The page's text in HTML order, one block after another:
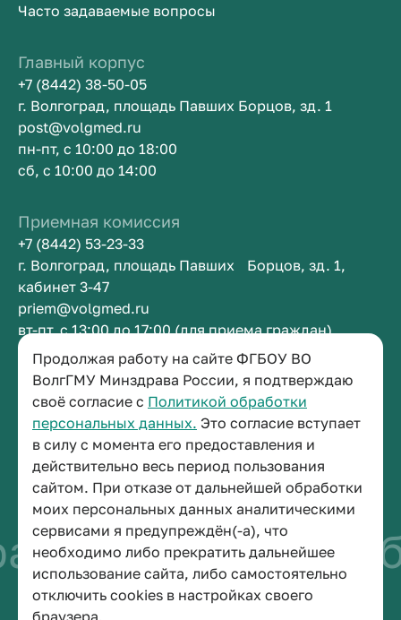
Продолжая работу на сайте ФГБОУ ВО
ВолгГМУ Минздрава России, я подтверждаю
своё согласие с Политикой обработки
персональных данных. Это согласие вступает
в силу с момента его предоставления и
действительно весь период пользования
сайтом. При отказе от дальнейшей обработки
моих персональных данных аналитическими
сервисами я предупреждён(-а), что
необходимо либо прекратить дальнейшее
использование сайта, либо самостоятельно
отключить cookies в настройках своего
браузера.
Часто задаваемые вопросы
Главный корпус
+7 (8442) 38-50-05
г. Волгоград, площадь Павших Борцов, зд. 1
post@volgmed.ru
пн-пт, с 10:00 до 18:00
сб, с 10:00 до 14:00
Приемная комиссия
+7 (8442) 53-23-33
г. Волгоград, площадь Павших Борцов, зд. 1,
кабинет 3-47
priem@volgmed.ru
вт-пт, с 13:00 до 17:00 (для приема граждан)
Приемная ректора
+7 (8442) 38-50-05
г. Волгоград, площадь Павших Борцов, зд. 1,
кабинет 3-11
post@volgmed.ru
пн-пт, с 08.30 до 17.00 (перерыв с 12.30 до 13.00)
Искусство
© 2026 Волгоградский государственный медицинский университет